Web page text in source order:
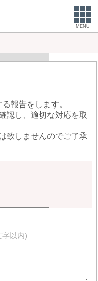
MENU
報告をします。
認し、適切な対応を取
致しませんのでご了承